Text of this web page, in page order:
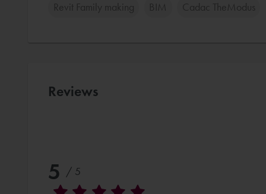
Revit Family making BIM Cadac TheModus
Reviews
5 / 5